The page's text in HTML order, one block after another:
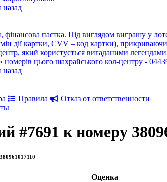
назад
пастка. Під виглядом виграшу у
дії картки, CVV – код картки),
який користується вигаданими
номерів цього шахрайського кол-центру -
назад
Правила
Отказ от ответственности
#7691 к номеру
Oценка